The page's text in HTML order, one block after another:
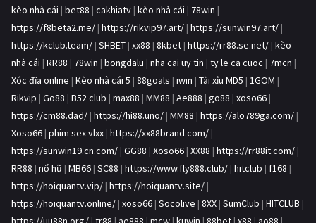
kèo nhà cái | bet88 | cakhiatv | kèo nhà cái | 78win |
https://f8beta2.me/ | https://rikvip97.art/ | https://sunwin97.art/ |
https://kclub.team/ | SHBET | xx88 | 8kbet | https://rr88.se.net/ | kèo
nhà cái | RR88 | 78win | bongdalu | nha cai uy tin | ty le ca cuoc | 7mcn |
Xóc đĩa online | Kèo nhà cái 5 | 88goals | iwin | Tài xỉu MD5 | 1GOM |
Rikvip | Go88 | B52 club | max88 | MM88 | Ae888 | go88 | xoso66 |
https://cm88.dad/ | https://hi88.uno/ | MM88 | https://alo789ga.com/ |
Xoso66 | phim sex vlxx | https://xx88brand.com/ |
https://sunwin19.cn.com/ | GG88 | Xoso66 | XX88 | https://rr88it.com/ |
RR88 | nổ hũ | MB66 | SC88 | https://www.fly888.club/ | hitclub | f168 |
https://hoiquantv.vip/ | https://hoiquantv.site/ |
https://hoiquantv.online/ | xoso66 | Socolive | 8XX | SumClub | HITCLUB |